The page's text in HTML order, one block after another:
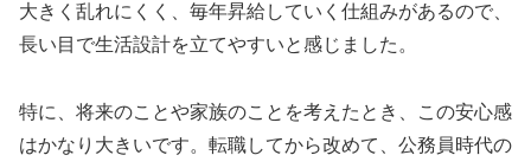
大きく乱れにくく、毎年昇給していく仕組みがあるので、
長い目で生活設計を立てやすいと感じました。
特に、将来のことや家族のことを考えたとき、この安心感
はかなり大きいです。転職してから改めて、公務員時代の